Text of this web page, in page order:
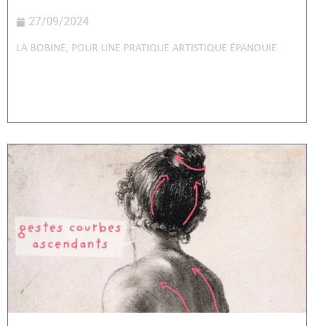
27/09/2024
LA BOBINE, POUR UNE PRATIQUE ARTISTIQUE ÉPANOUIE